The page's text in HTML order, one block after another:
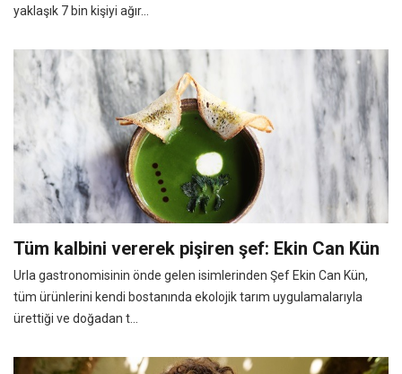
yaklaşık 7 bin kişiyi ağır...
Tüm kalbini vererek pişiren şef: Ekin Can Kün
Urla gastronomisinin önde gelen isimlerinden Şef Ekin Can Kün,
tüm ürünlerini kendi bostanında ekolojik tarım uygulamalarıyla
ürettiği ve doğadan t...